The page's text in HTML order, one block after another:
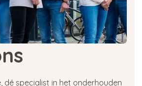
dé specialist in het onderhouden